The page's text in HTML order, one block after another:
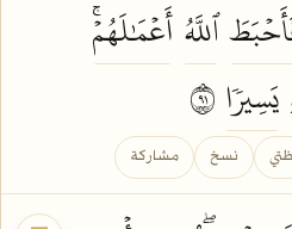
ٱللَّهُ أَعۡمَٰلَهُمۡۚ
يَسِيرٗا
نسخ مشاركة